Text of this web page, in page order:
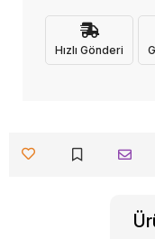
Hızlı Gönderi